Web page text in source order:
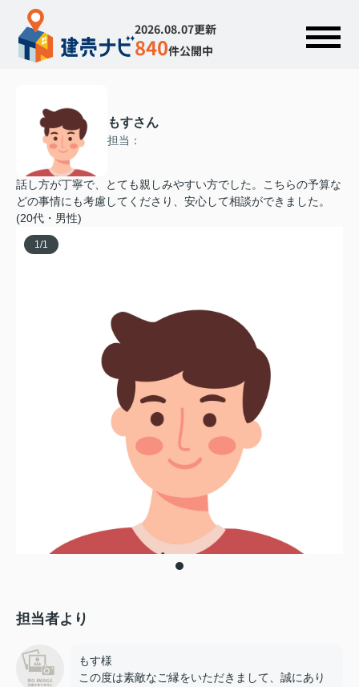
2026.08.07更新
840件公開中
もすさん
担当：
話し方が丁寧で、とても親しみやすい方でした。こちらの予算な
どの事情にも考慮してくださり、安心して相談ができました。
(20代・男性)
1/1
担当者より
もす様
この度は素敵なご縁をいただきまして、誠にあり